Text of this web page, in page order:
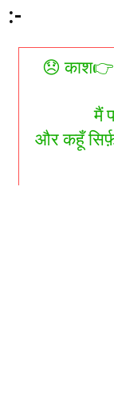
:-
😞
मैं
और कहूँ